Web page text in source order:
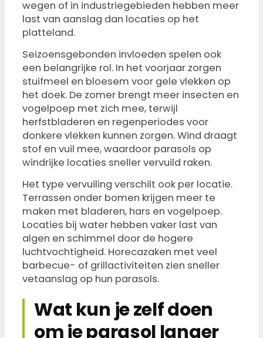
wegen of in industriegebieden hebben meer
last van aanslag dan locaties op het
platteland.
Seizoensgebonden invloeden spelen ook
een belangrijke rol. In het voorjaar zorgen
stuifmeel en bloesem voor gele vlekken op
het doek. De zomer brengt meer insecten en
vogelpoep met zich mee, terwijl
herfstbladeren en regenperiodes voor
donkere vlekken kunnen zorgen. Wind draagt
stof en vuil mee, waardoor parasols op
windrijke locaties sneller vervuild raken.
Het type vervuiling verschilt ook per locatie.
Terrassen onder bomen krijgen meer te
maken met bladeren, hars en vogelpoep.
Locaties bij water hebben vaker last van
algen en schimmel door de hogere
luchtvochtigheid. Horecazaken met veel
barbecue- of grillactiviteiten zien sneller
vetaanslag op hun parasols.
Wat kun je zelf doen
om je parasol langer